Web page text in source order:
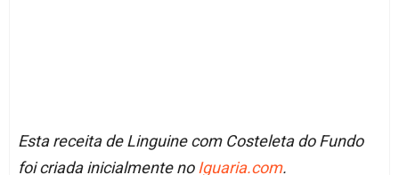
Esta receita de Linguine com Costeleta do Fundo
foi criada inicialmente no Iguaria.com.